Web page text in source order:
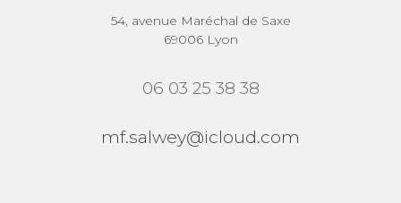
54, avenue Maréchal de Saxe
69006 Lyon
06 03 25 38 38
mf.salwey@icloud.com